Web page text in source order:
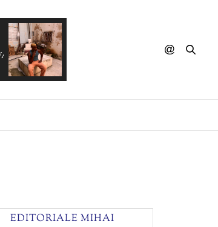
FADAWAY - Secrets
EDITORIALE MIHAI